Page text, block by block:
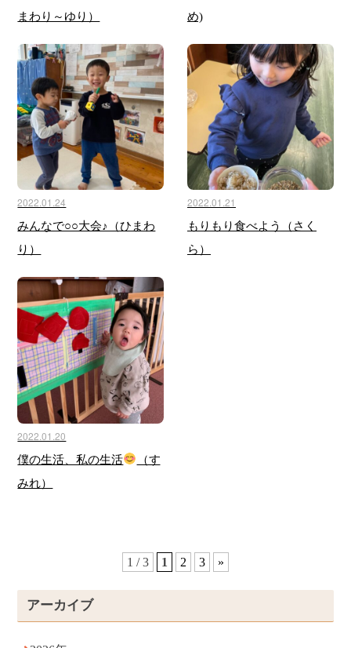
アーカイブ
まわり～ゆり）
め)
2022.01.24
みんなで○○大会♪（ひまわ
り）
2022.01.21
もりもり食べよう（さく
ら）
2022.01.20
僕の生活、私の生活
（す
みれ）
1 / 3 1 2 3 »